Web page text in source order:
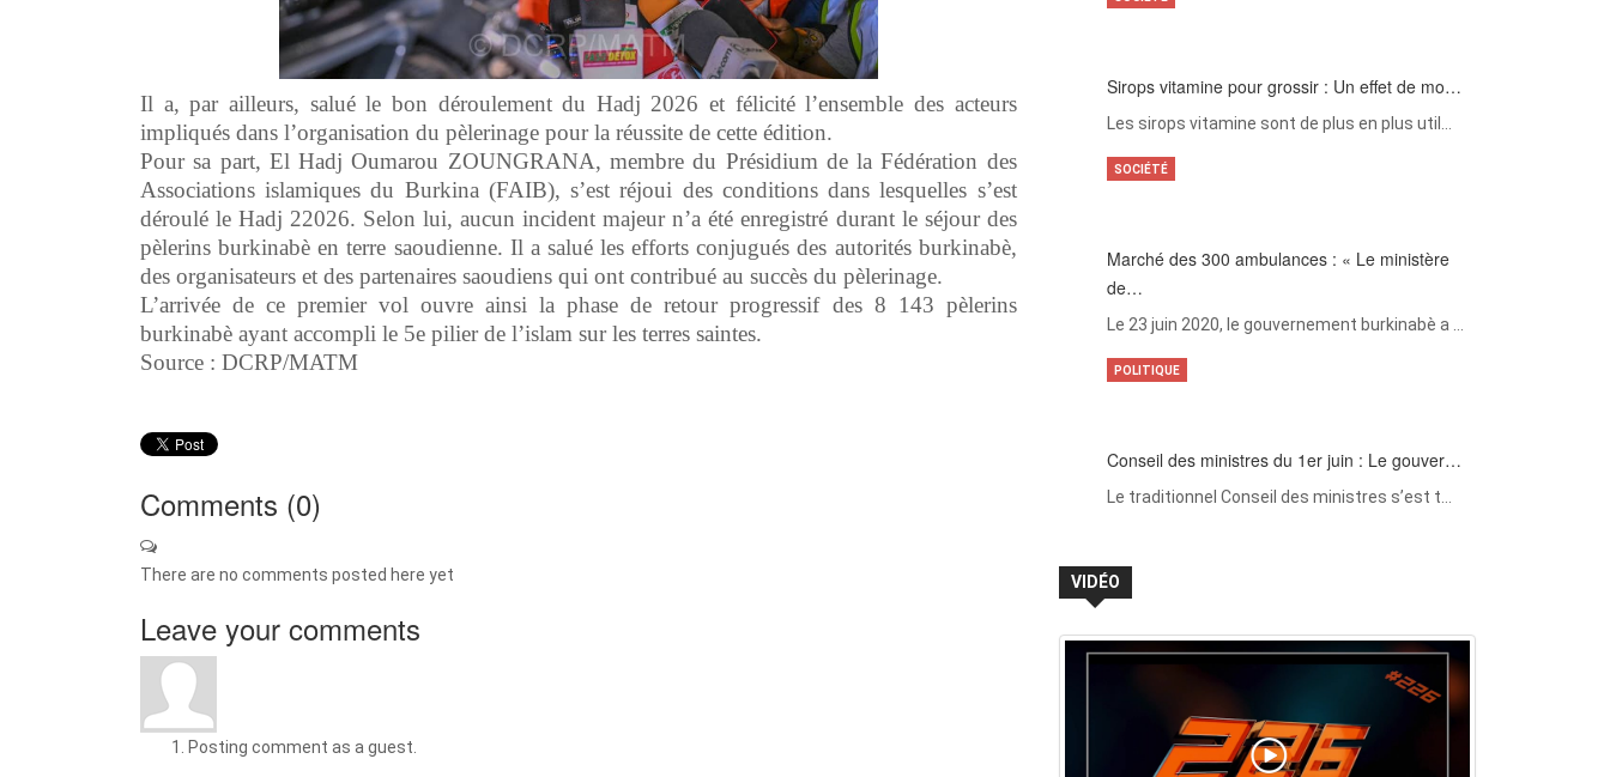
Il a, par ailleurs, salué le bon déroulement du Hadj 2026 et félicité l’ensemble des acteurs
impliqués dans l’organisation du pèlerinage pour la réussite de cette édition.
Pour sa part, El Hadj Oumarou ZOUNGRANA, membre du Présidium de la Fédération des
Associations islamiques du Burkina (FAIB), s’est réjoui des conditions dans lesquelles s’est
déroulé le Hadj 22026. Selon lui, aucun incident majeur n’a été enregistré durant le séjour des
pèlerins burkinabè en terre saoudienne. Il a salué les efforts conjugués des autorités burkinabè,
des organisateurs et des partenaires saoudiens qui ont contribué au succès du pèlerinage.
L’arrivée de ce premier vol ouvre ainsi la phase de retour progressif des 8 143 pèlerins
burkinabè ayant accompli le 5e pilier de l’islam sur les terres saintes.
Source : DCRP/MATM
Comments (0)
There are no comments posted here yet
Leave your comments
Posting comment as a guest.
Sirops vitamine pour grossir : Un effet de mo…
Les sirops vitamine sont de plus en plus util…
Marché des 300 ambulances : « Le ministère
de…
Le 23 juin 2020, le gouvernement burkinabè a …
SOCIÉTÉ
Conseil des ministres du 1er juin : Le gouver…
Le traditionnel Conseil des ministres s’est t…
POLITIQUE
VIDÉO